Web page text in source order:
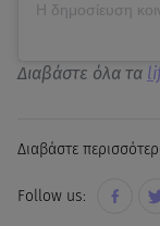
Διαβάστε όλα τα
Διαβάστε
Follow us: